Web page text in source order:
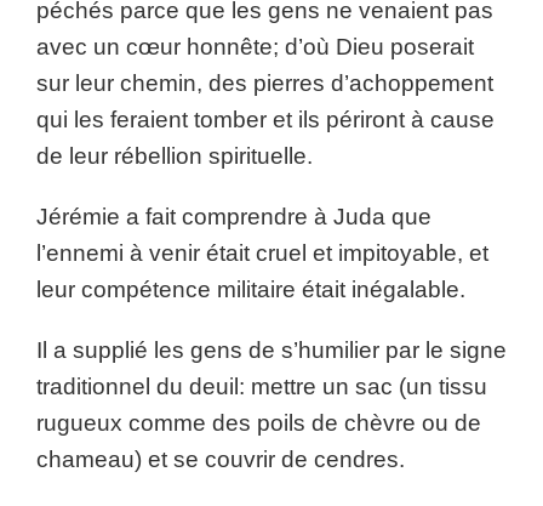
péchés parce que les gens ne venaient pas
avec un cœur honnête; d’où Dieu poserait
sur leur chemin, des pierres d’achoppement
qui les feraient tomber et ils périront à cause
de leur rébellion spirituelle.
Jérémie a fait comprendre à Juda que
l’ennemi à venir était cruel et impitoyable, et
leur compétence militaire était inégalable.
Il a supplié les gens de s’humilier par le signe
traditionnel du deuil: mettre un sac (un tissu
rugueux comme des poils de chèvre ou de
chameau) et se couvrir de cendres.